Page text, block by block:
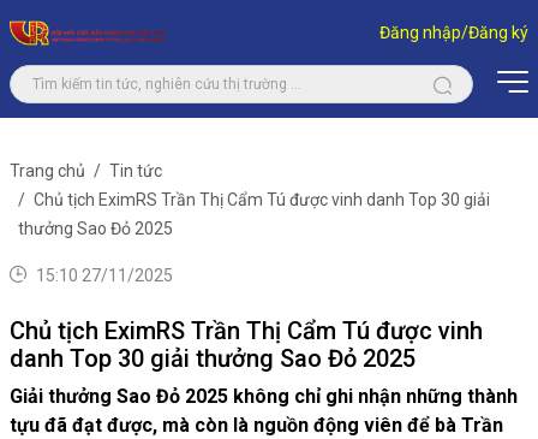
Đăng nhập/Đăng ký
Trang chủ
Tin tức
Chủ tịch EximRS Trần Thị Cẩm Tú được vinh danh Top 30 giải
thưởng Sao Đỏ 2025
15:10 27/11/2025
Chủ tịch EximRS Trần Thị Cẩm Tú được vinh
danh Top 30 giải thưởng Sao Đỏ 2025
Giải thưởng Sao Đỏ 2025 không chỉ ghi nhận những thành
tựu đã đạt được, mà còn là nguồn động viên để bà Trần